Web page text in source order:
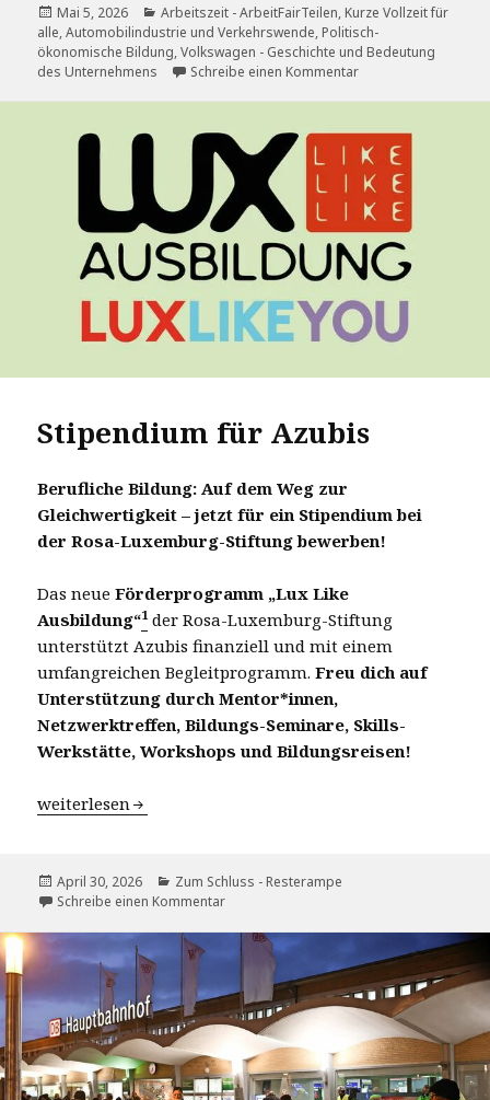
Veröffentlicht
am
Mai 5, 2026 Kategorien
Arbeitszeit - ArbeitFairTeilen, Kurze Vollzeit für
alle,Automobilindustrie und Verkehrswende, Politisch-
ökonomische Bildung,Volkswagen - Geschichte und Bedeutung
des Unternehmens
Schreibe einen Kommentarzu Autokrise trifft
Stipendium für Azubis
Berufliche Bildung: Auf dem Weg zur
Gleichwertigkeit – jetzt für ein Stipendium bei
der Rosa-Luxemburg-Stiftung bewerben!
Das neueFörderprogramm „Lux Like
Ausbildung“1der Rosa-Luxemburg-Stiftung
unterstützt Azubis finanziell und mit einem
umfangreichen Begleitprogramm.Freu dich auf
Unterstützung durch Mentor*innen,
Netzwerktreffen, Bildungs-Seminare, Skills-
Werkstätte, Workshops und Bildungsreisen!
Stipendium für Azubis
weiterlesen
Veröffentlicht
am
April 30, 2026 Kategorien
Zum Schluss - Resterampe
Schreibe einen Kommentarzu Stipendium für Azubis